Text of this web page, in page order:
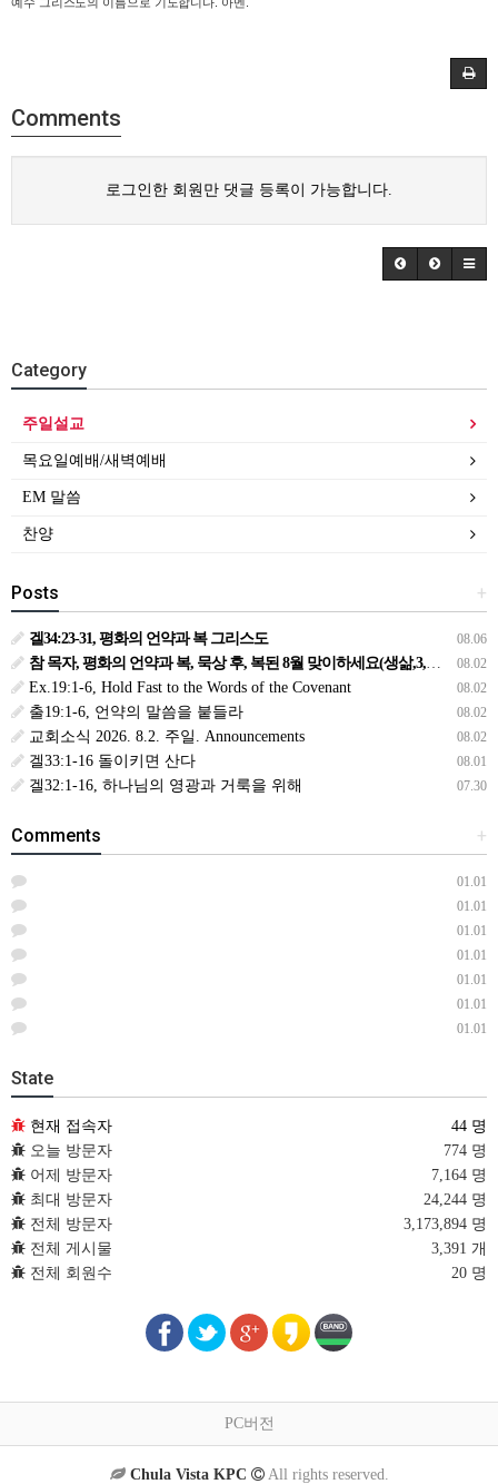
Comments
로그인한 회원만 댓글 등록이 가능합니다.
Category
주일설교
목요일예배/새벽예배
EM 말씀
찬양
+
Posts
08.06
겔34:23-31, 평화의 언약과 복 그리스도
08.02
참 목자, 평화의 언약과 복, 묵상 후, 복된 8월 맞이하세요(생삶,3,월) *예수생명 내생명 우리생명!
08.02
Ex.19:1-6, Hold Fast to the Words of the Covenant
08.02
출19:1-6, 언약의 말씀을 붙들라
08.02
교회소식 2026. 8.2. 주일. Announcements
08.01
겔33:1-16 돌이키면 산다
07.30
겔32:1-16, 하나님의 영광과 거룩을 위해
+
Comments
01.01
01.01
01.01
01.01
01.01
01.01
01.01
State
현재 접속자
44 명
오늘 방문자
774 명
어제 방문자
7,164 명
최대 방문자
24,244 명
전체 방문자
3,173,894 명
전체 게시물
3,391 개
전체 회원수
20 명
PC버전
Chula Vista KPC All rights reserved.